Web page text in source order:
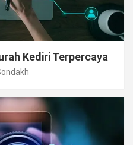
Kediri Terpercaya